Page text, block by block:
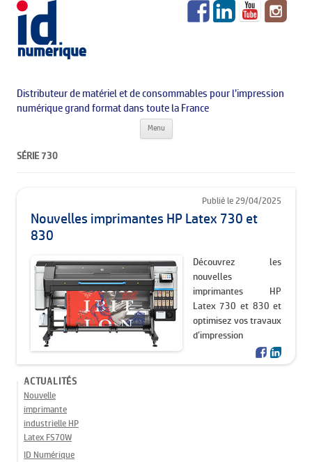
Distributeur de matériel et de consommables pour l’impression
numérique grand format dans toute la France
Menu Aller au contenu principal
SÉRIE 730
Publié le 29/04/2025
Nouvelles imprimantes HP Latex 730 et
830
Découvrez les
nouvelles
imprimantes HP
Latex 730 et 830 et
optimisez vos travaux
d’impression
ACTUALITÉS
Nouvelle
imprimante
industrielle HP
Latex FS70W
ID Numérique